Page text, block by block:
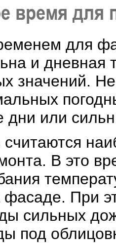
время для
для
и дневная
значений.
дни или
считаются
В это
При
сильных
под